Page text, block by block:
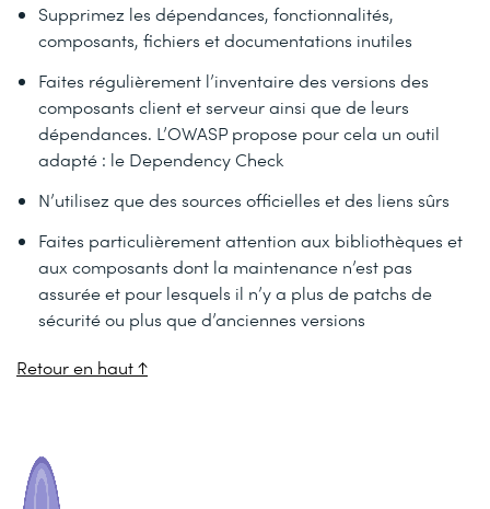
Supprimez les dépendances, fonctionnalités,
composants, fichiers et documentations inutiles
Faites régulièrement l’inventaire des versions des
composants client et serveur ainsi que de leurs
dépendances. L’OWASP propose pour cela un outil
adapté : le Dependency Check
N’utilisez que des sources officielles et des liens sûrs
Faites particulièrement attention aux bibliothèques et
aux composants dont la maintenance n’est pas
assurée et pour lesquels il n’y a plus de patchs de
sécurité ou plus que d’anciennes versions
Retour en haut ↑